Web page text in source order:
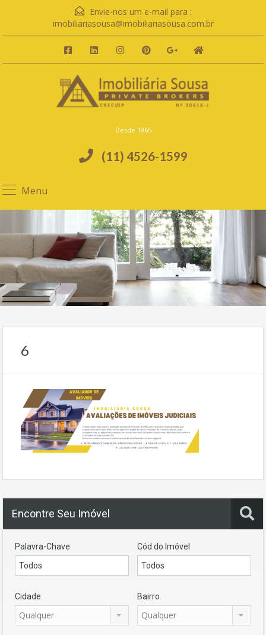
Envie-nos um e-mail para :
imobiliariasousa@imobiliariasousa.com.br
Desde 1965
(11) 4526-1599
Menu
6
Encontre Seu Imóvel
Palavra-Chave Cód do Imóvel
Cidade
Qualquer
Bairro
Qualquer